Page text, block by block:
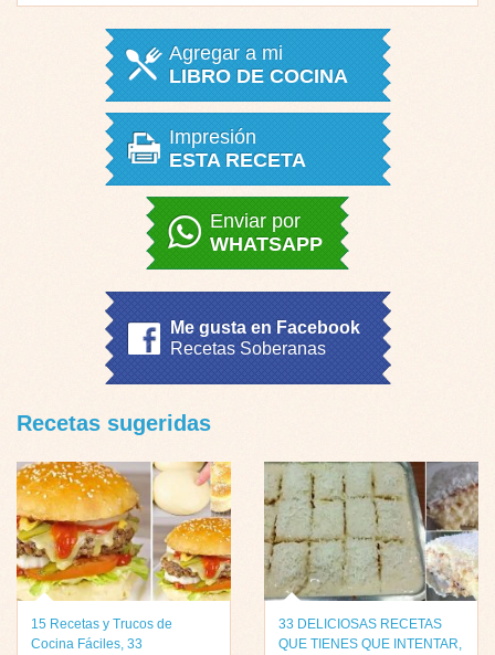
Agregar a mi
LIBRO DE COCINA
Impresión
ESTA RECETA
Enviar por
WHATSAPP
Me gusta en Facebook
Recetas Soberanas
Recetas sugeridas
15 Recetas y Trucos de
Cocina Fáciles, 33
33 DELICIOSAS RECETAS
QUE TIENES QUE INTENTAR,